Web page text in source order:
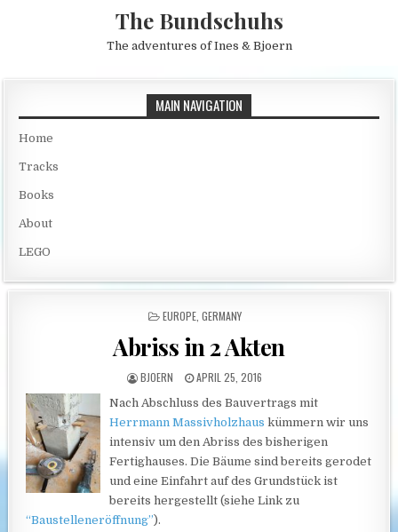
The Bundschuhs
The adventures of Ines & Bjoern
MAIN NAVIGATION
Home
Tracks
Books
About
LEGO
POSTED IN
EUROPE, GERMANY
Abriss in 2 Akten
AUTHOR:
BJOERN PUBLISHED DATE:
APRIL 25, 2016
Nach Abschluss des Bauvertrags mit
Herrmann Massivholzhauskümmern wir uns
intensiv um den Abriss des bisherigen
Fertighauses. Die Bäume sind bereits gerodet
und eine Einfahrt auf des Grundstück ist
bereits hergestellt (siehe Link zu
“Baustelleneröffnung”).